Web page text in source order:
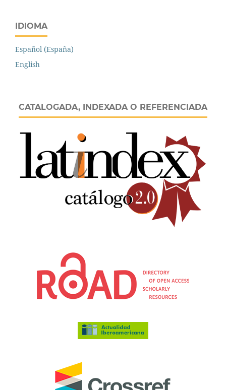
IDIOMA
Español (España)
English
CATALOGADA, INDEXADA O REFERENCIADA